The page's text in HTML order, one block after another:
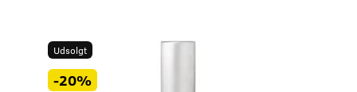
Udsolgt
-20%